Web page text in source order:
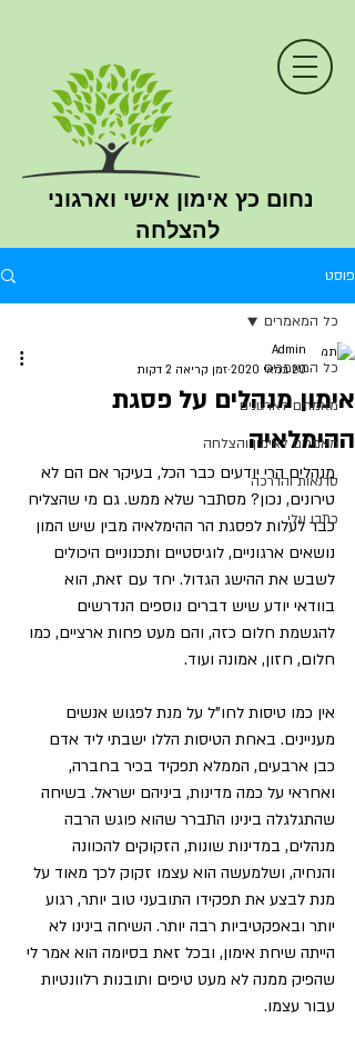
נחום כץ אימון אישי וארגוני
להצלחה
פוסט
כל המאמרים
מאמרים לארגונים
מאמרים לאימון והצלחה
סדנאות והדרכה
כתבו עלי
כל המאמרים
אימון מנהלים על פסגת
ההימלאיה
Admin
20 במאי 2020
זמן קריאה 2 דקות
מנהלים הרי יודעים כבר הכל, בעיקר אם הם לא
טירונים, נכון? מסתבר שלא ממש. גם מי שהצליח
כבר לעלות לפסגת הר ההימלאיה מבין שיש המון
נושאים ארגוניים, לוגיסטיים ותכנוניים היכולים
לשבש את ההישג הגדול. יחד עם זאת, הוא
בוודאי יודע שיש דברים נוספים הנדרשים
להגשמת חלום כזה, והם מעט פחות ארציים, כמו
חלום, חזון, אמונה ועוד.
אין כמו טיסות לחו"ל על מנת לפגוש אנשים
מעניינים. באחת הטיסות הללו ישבתי ליד אדם
כבן ארבעים, הממלא תפקיד בכיר בחברה,
ואחראי על כמה מדינות, ביניהם ישראל. בשיחה
שהתגלגלה בינינו התברר שהוא פוגש הרבה
מנהלים, במדינות שונות, הזקוקים להכוונה
והנחיה, ושלמעשה הוא עצמו זקוק לכך מאוד על
מנת לבצע את תפקידו התובעני טוב יותר, רגוע
יותר ובאפקטיביות רבה יותר. השיחה בינינו לא
הייתה שיחת אימון, ובכל זאת בסיומה הוא אמר לי
שהפיק ממנה לא מעט טיפים ותובנות רלוונטיות
עבור עצמו.